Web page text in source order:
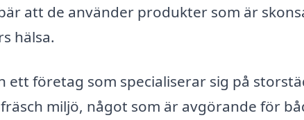
att de använder produkter som är
hälsa.
ett företag som specialiserar sig på
miljö, något som är avgörande för